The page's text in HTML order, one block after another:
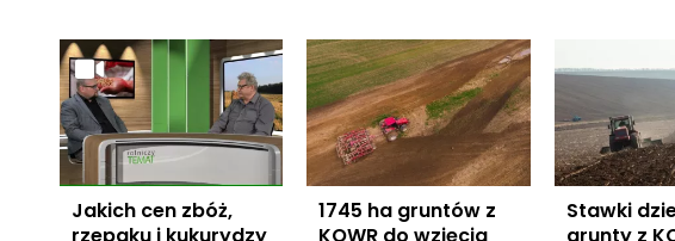
Jakich cen zbóż,
1745 ha gruntów z
Stawki